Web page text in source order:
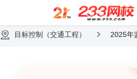
目标控制（交通工程） 2025年